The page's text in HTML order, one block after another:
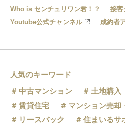
Who is センチュリワン君！？
接客
Youtube公式チャンネル
成約者
人気のキーワード
中古マンション
土地購入
賃貸住宅
マンション売却
リースバック
住まいるサ